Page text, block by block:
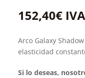
152,40€
Arco Galaxy
elasticidad
Si lo deseas,